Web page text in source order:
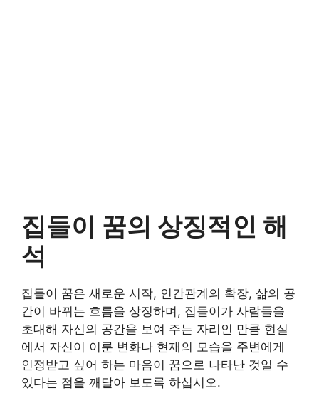
집들이 꿈의 상징적인 해
석
집들이 꿈은 새로운 시작, 인간관계의 확장, 삶의 공
간이 바뀌는 흐름을 상징하며, 집들이가 사람들을
초대해 자신의 공간을 보여 주는 자리인 만큼 현실
에서 자신이 이룬 변화나 현재의 모습을 주변에게
인정받고 싶어 하는 마음이 꿈으로 나타난 것일 수
있다는 점을 깨달아 보도록 하십시오.